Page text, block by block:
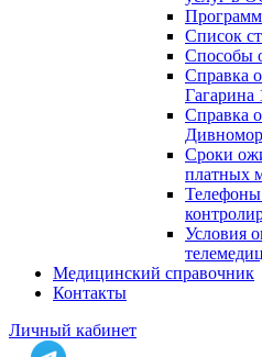
Список
Способы
Справка
Гагарина
Справка
Сроки
платных
Условия
Медицинский справочник
Контакты
Личный кабинет